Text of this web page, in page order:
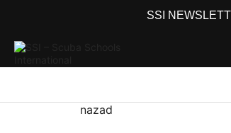
SSI
nazad